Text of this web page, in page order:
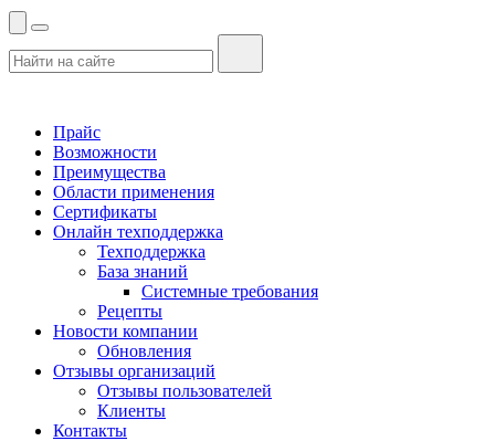
Прайс
Возможности
Преимущества
Области применения
Сертификаты
Онлайн техподдержка
Техподдержка
База знаний
Системные требования
Рецепты
Новости компании
Обновления
Отзывы организаций
Отзывы пользователей
Клиенты
Контакты